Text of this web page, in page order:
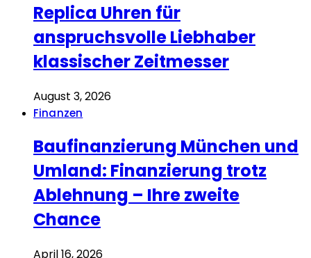
Replica Uhren für
anspruchsvolle Liebhaber
klassischer Zeitmesser
August 3, 2026
Finanzen
Baufinanzierung München und
Umland: Finanzierung trotz
Ablehnung – Ihre zweite
Chance
April 16, 2026